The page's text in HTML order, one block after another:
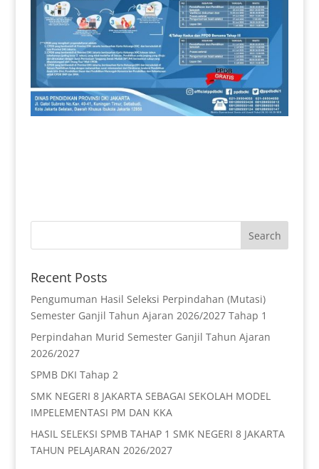
Recent Posts
Pengumuman Hasil Seleksi Perpindahan (Mutasi)
Semester Ganjil Tahun Ajaran 2026/2027 Tahap 1
Perpindahan Murid Semester Ganjil Tahun Ajaran
2026/2027
SPMB DKI Tahap 2
SMK NEGERI 8 JAKARTA SEBAGAI SEKOLAH MODEL
IMPELEMENTASI PM DAN KKA
HASIL SELEKSI SPMB TAHAP 1 SMK NEGERI 8 JAKARTA
TAHUN PELAJARAN 2026/2027